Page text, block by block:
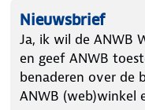
Nieuwsbrief
Ja, ik wil de ANWB
en geef ANWB
benaderen over de
ANWB (web)winkel